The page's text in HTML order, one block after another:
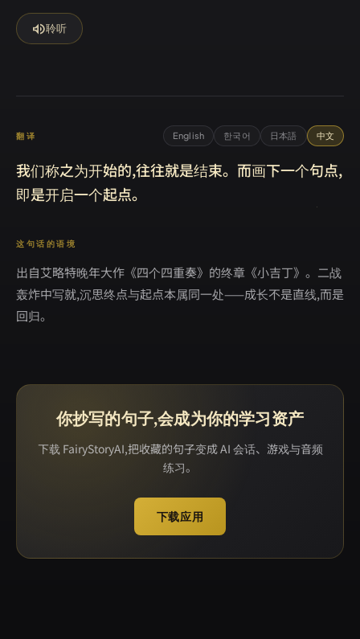
volume_up聆听
翻译 English 한국어 日本語 中文
我们称之为开始的,往往就是结束。而画下一个句点,
即是开启一个起点。
这句话的语境
出自艾略特晚年大作《四个四重奏》的终章《小吉丁》。二战
轰炸中写就,沉思终点与起点本属同一处——成长不是直线,而是
回归。
你抄写的句子,会成为你的学习资产
下载 FairyStoryAI,把收藏的句子变成 AI 会话、游戏与音频
练习。
下载应用